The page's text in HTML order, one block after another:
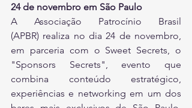
24 de novembro em São Paulo
A Associação Patrocínio Brasil
(APBR) realiza no dia 24 de novembro,
em parceria com o Sweet Secrets, o
"Sponsors Secrets", evento que
combina conteúdo estratégico,
experiências e networking em um dos